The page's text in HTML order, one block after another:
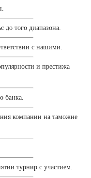
до того диапазона.
с нашими.
и престижа
банка.
компании на таможне
турнир с участием.